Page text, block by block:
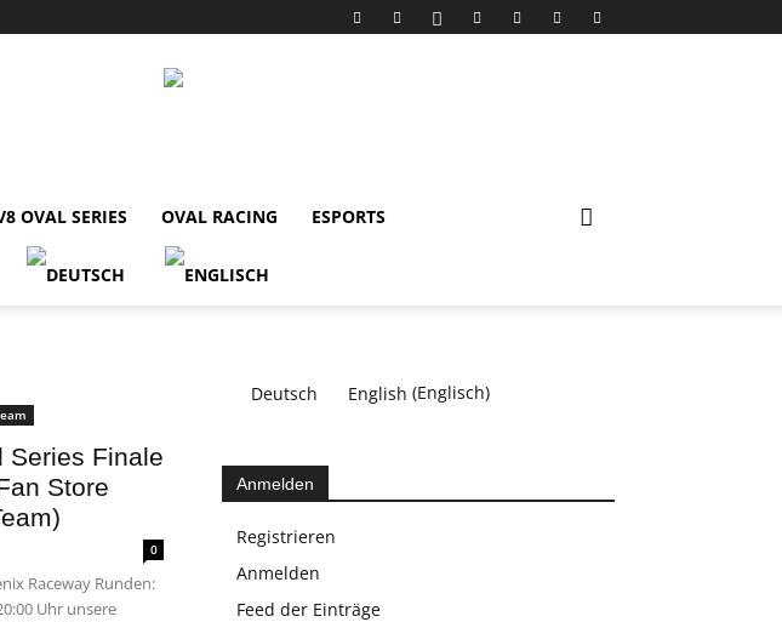
OVAL SERIES OVAL RACING ESPORTS
Series Finale
Store
0
Raceway Runden:
Uhr unsere
Deutsch English (Englisch)
Anmelden
Registrieren
Anmelden
Feed der Einträge